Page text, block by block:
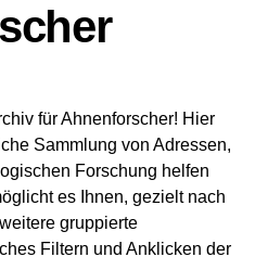
für Ahnenforscher! Hier
Sammlung von Adressen,
Forschung helfen
es Ihnen, gezielt nach
gruppierte
Filtern und Anklicken der